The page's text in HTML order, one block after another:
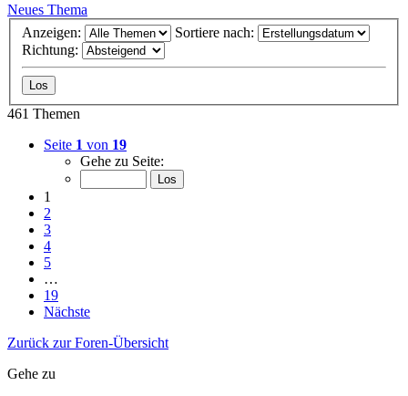
Neues Thema
Anzeigen:
Sortiere nach:
Richtung:
461 Themen
Seite 1 von 19
Gehe zu Seite:
1
2
3
4
5
…
19
Nächste
Zurück zur Foren-Übersicht
Gehe zu